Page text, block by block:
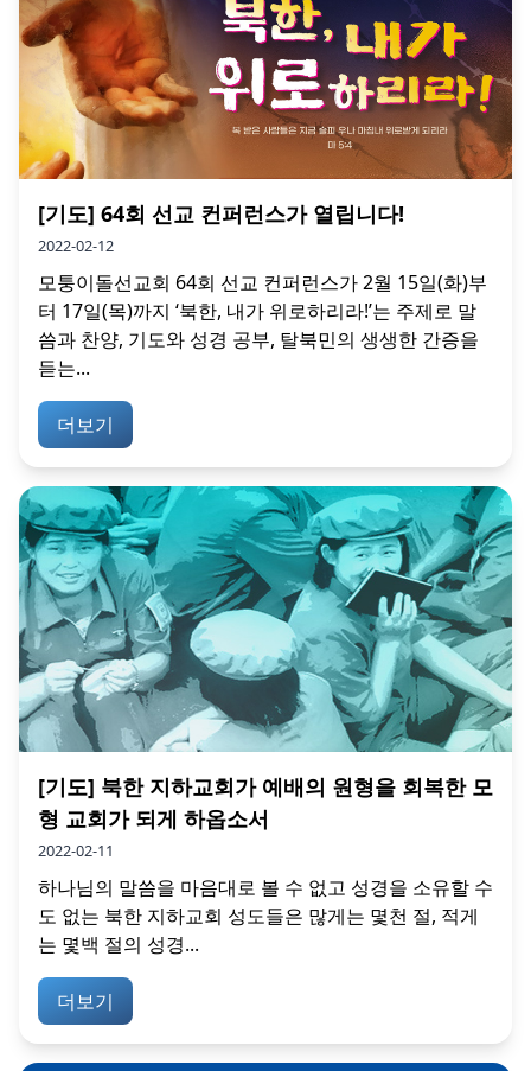
[기도] 64회 선교 컨퍼런스가 열립니다!
2022-02-12
모퉁이돌선교회 64회 선교 컨퍼런스가 2월 15일(화)부
터 17일(목)까지 ‘북한, 내가 위로하리라!’는 주제로 말
씀과 찬양, 기도와 성경 공부, 탈북민의 생생한 간증을
듣는...
더보기
[기도] 북한 지하교회가 예배의 원형을 회복한 모
형 교회가 되게 하옵소서
2022-02-11
하나님의 말씀을 마음대로 볼 수 없고 성경을 소유할 수
도 없는 북한 지하교회 성도들은 많게는 몇천 절, 적게
는 몇백 절의 성경...
더보기